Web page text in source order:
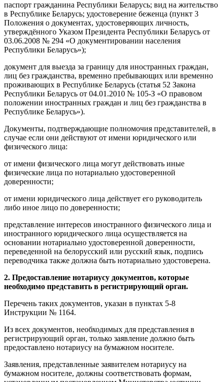
паспорт гражданина Республики Беларусь; вид на жительство
в Республике Беларусь; удостоверение беженца (пункт 3
Положения о документах, удостоверяющих личность,
утверждённого Указом Президента Республики Беларусь от
03.06.2008 № 294 «О документировании населения
Республики Беларусь»);
документ для выезда за границу для иностранных граждан,
лиц без гражданства, временно пребывающих или временно
проживающих в Республике Беларусь (статья 52 Закона
Республики Беларусь от 04.01.2010 № 105-З «О правовом
положении иностранных граждан и лиц без гражданства в
Республике Беларусь»).
Документы, подтверждающие полномочия представителей, в
случае если они действуют от имени юридического или
физического лица:
от имени физического лица могут действовать иные
физические лица по нотариально удостоверенной
доверенности;
от имени юридического лица действует его руководитель
либо иное лицо по доверенности;
представление интересов иностранного физического лица и
иностранного юридического лица осуществляется на
основании нотариально удостоверенной доверенности,
переведенной на белорусский или русский язык, подпись
переводчика также должна быть нотариально удостоверена.
2. Предоставление нотариусу документов, которые
необходимо представить в регистрирующий орган.
Перечень таких документов, указан в пунктах 5-8
Инструкции № 1164.
Из всех документов, необходимых для представления в
регистрирующий орган, только заявление должно быть
предоставлено нотариусу на бумажном носителе.
Заявления, представленные заявителем нотариусу на
бумажном носителе, должны соответствовать формам,